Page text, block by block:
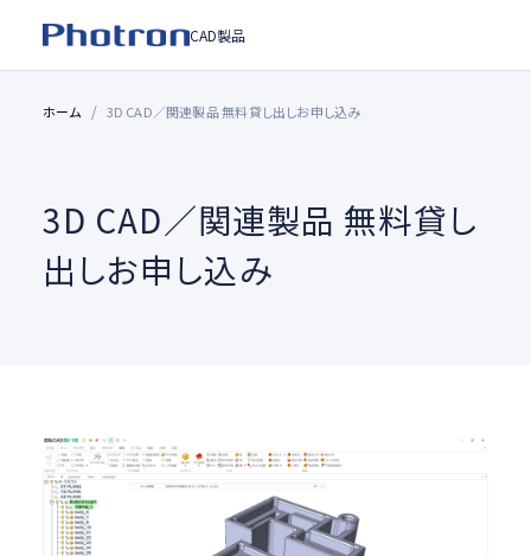
CAD製品
ホーム 3D CAD／関連製品 無料貸し出しお申し込み
3D CAD／関連製品 無料貸し
出しお申し込み